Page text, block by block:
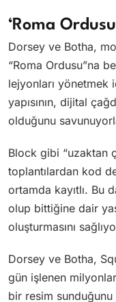
‘Roma
Dorsey ve Botha,
“Roma Ordusu”na
lejyonları yönetmek
yapısının, dijital
olduğunu
Block gibi “uzaktan
toplantılardan kod
ortamda kayıtlı. Bu
olup bittiğine dair
oluşturmasını
Dorsey ve Botha,
gün işlenen
bir resim